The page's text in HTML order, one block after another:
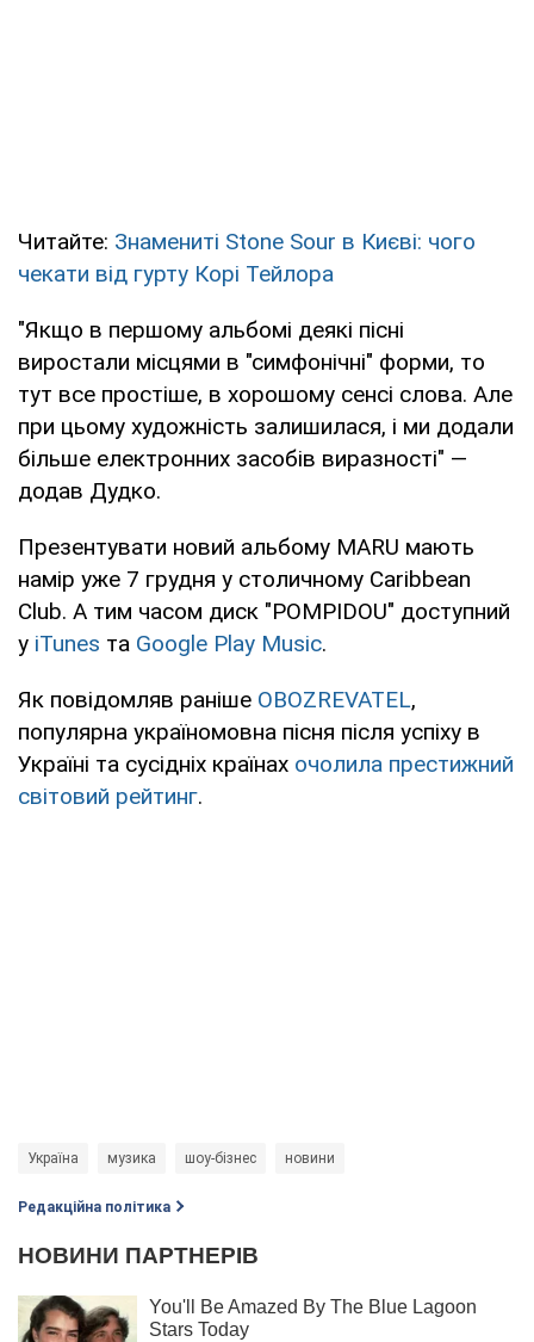
Читайте: Знамениті Stone Sour в Києві: чого
чекати від гурту Корі Тейлора
"Якщо в першому альбомі деякі пісні
виростали місцями в "симфонічні" форми, то
тут все простіше, в хорошому сенсі слова. Але
при цьому художність залишилася, і ми додали
більше електронних засобів виразності" —
додав Дудко.
Презентувати новий альбому MARU мають
намір уже 7 грудня у столичному Caribbean
Club. А тим часом диск "POMPIDOU" доступний
у iTunes та Google Play Musiс.
Як повідомляв раніше OBOZREVATEL,
популярна україномовна пісня після успіху в
Україні та сусідніх країнах очолила престижний
світовий рейтинг.
Україна музика шоу-бізнес новини
Редакційна політика